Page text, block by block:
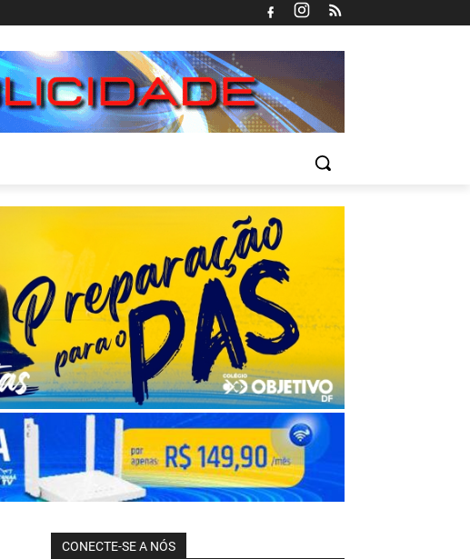
CONECTE-SE A NÓS